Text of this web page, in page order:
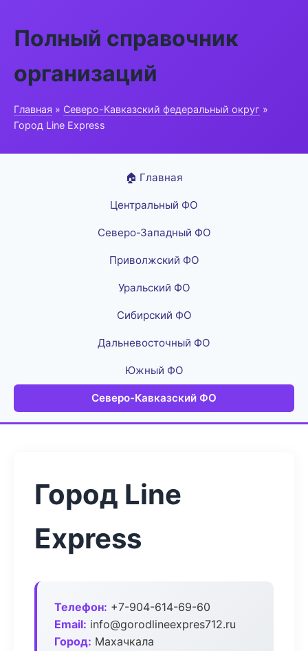
Полный справочник
организаций
Главная » Северо-Кавказский федеральный округ »
Город Line Express
🏠 Главная
Центральный ФО
Северо-Западный ФО
Приволжский ФО
Уральский ФО
Сибирский ФО
Дальневосточный ФО
Южный ФО
Северо-Кавказский ФО
Город Line
Express
Телефон: +7-904-614-69-60
Email: info@gorodlineexpres712.ru
Город: Махачкала